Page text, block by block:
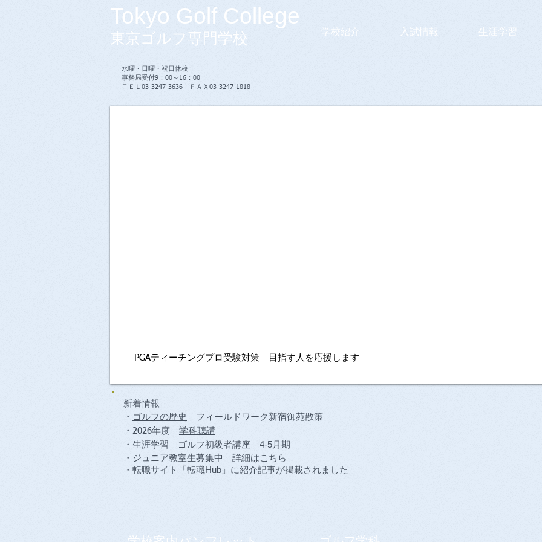
学校紹介 入試情報 生涯学習
Tokyo Golf College
東京ゴルフ専門学校
水曜・日曜・祝日休校
事務局受付9：00～16：00
​ＴＥＬ03-3247-3636 ＦＡＸ03-3247-1818
​PGAティーチングプロ受験対策 目指す人を応援します
​新着情報
・ ゴルフの歴史
フィールドワーク新宿御苑散策
・2026年度 学科聴講
​・生涯学習 ゴルフ初級者講座 4-5月期
​・ジュニア教室生募集​​中 詳細はこちら
・転職サイト「転職Hub 」に紹介記事が掲載されました